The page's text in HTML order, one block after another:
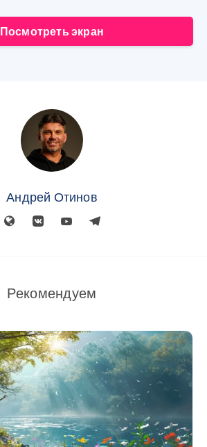
Посмотреть экран
Андрей Отинов
Рекомендуем